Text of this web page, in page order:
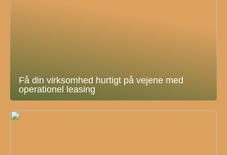
Få din virksomhed hurtigt på vejene med
operationel leasing